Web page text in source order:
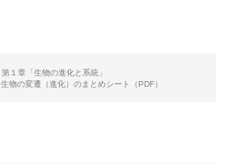
第１章「生物の進化と系統」
物の変遷（進化）のまとめシート（PDF）